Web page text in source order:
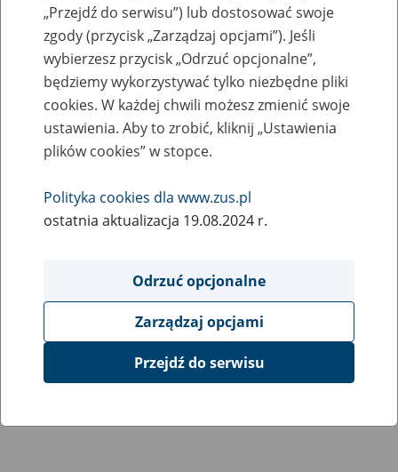
Błąd 404
Przejdź do strony głównej
„Przejdź do serwisu”) lub dostosować swoje
zgody (przycisk „Zarządzaj opcjami”). Jeśli
wybierzesz przycisk „Odrzuć opcjonalne”,
będziemy wykorzystywać tylko niezbędne pliki
cookies. W każdej chwili możesz zmienić swoje
ustawienia. Aby to zrobić, kliknij „Ustawienia
plików cookies” w stopce.
Polityka cookies dla www.zus.pl
ostatnia aktualizacja 19.08.2024 r.
Odrzuć opcjonalne
Zarządzaj opcjami
Przejdź do serwisu